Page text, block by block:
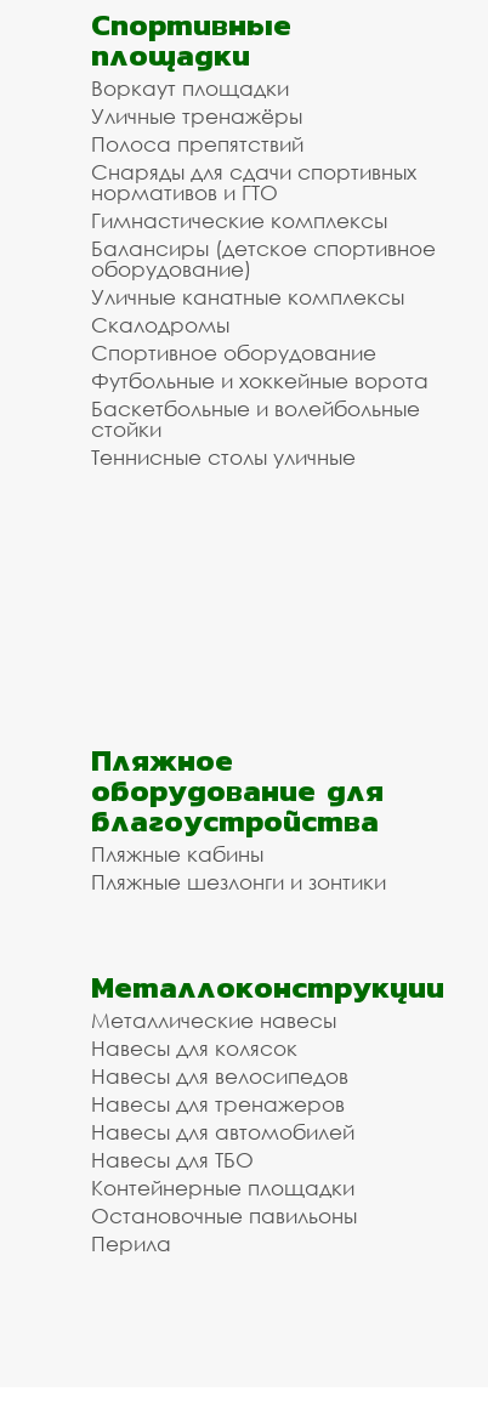
Спортивные
площадки
Воркаут площадки
Уличные тренажёры
Полоса препятствий
Снаряды для сдачи спортивных
нормативов и ГТО
Гимнастические комплексы
Балансиры (детское спортивное
оборудование)
Уличные канатные комплексы
Скалодромы
Спортивное оборудование
Футбольные и хоккейные ворота
Баскетбольные и волейбольные
стойки
Теннисные столы уличные
Пляжное
оборудование для
благоустройства
Пляжные кабины
Пляжные шезлонги и зонтики
Металлоконструкции
Металлические навесы
Навесы для колясок
Навесы для велосипедов
Навесы для тренажеров
Навесы для автомобилей
Навесы для ТБО
Контейнерные площадки
Остановочные павильоны
Перила